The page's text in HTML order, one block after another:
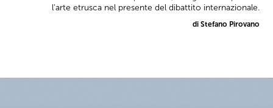
l'arte etrusca nel presente del dibattito internazionale.
di Stefano Pirovano